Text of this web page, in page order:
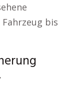
bis